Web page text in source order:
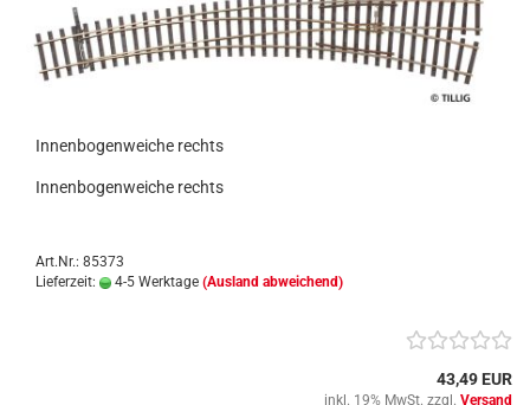
Innenbogenweiche rechts
Innenbogenweiche rechts
Art.Nr.: 85373
Lieferzeit:
4-5 Werktage (Ausland abweichend)
43,49 EUR
inkl. 19% MwSt. zzgl. Versand